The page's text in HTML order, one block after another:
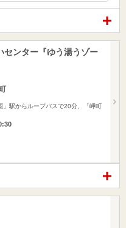
ンター『ゆう湯うゾー
」駅からループバスで20分、「岬町